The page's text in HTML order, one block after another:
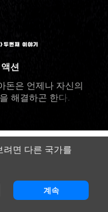
액션
돈은 언제나 자신의
해결하곤 한다. 하지만
당해 인격까지 잃게
속에서 살아간다. 1년
아돈은 막 출소한
정보원으로 삼는다.
려면 다른 국가를
계속